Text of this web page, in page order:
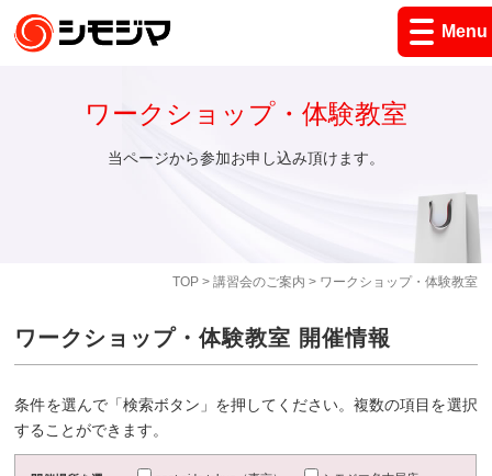
Menu
TOP> 講習会のご案内 > ワークショップ・体験教室
ワークショップ・体験教室
当ページから参加お申し込み頂けます。
ワークショップ・体験教室 開催情報
条件を選んで「検索ボタン」を押してください。複数の項目を選択
することができます。